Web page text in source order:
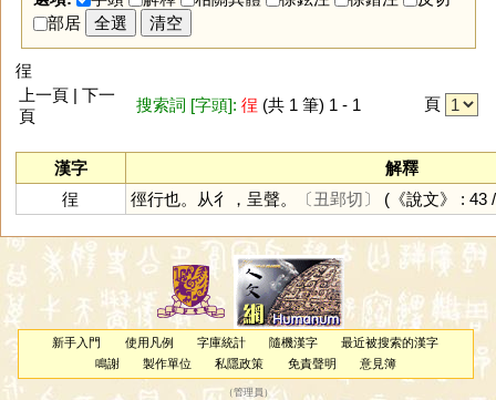
部居
全選 清空
徎
上一頁 | 下一
頁
搜索詞 [字頭]: 徎 (共 1 筆) 1 - 1 頁
漢字
解釋
徎
徑行也。从彳，呈聲。 〔丑郢切〕 (《說文》 : 43
新手入門 使用凡例 字庫統計 隨機漢字
最近被搜索的漢字
鳴謝
製作單位 私隱政策 免責聲明 意見簿
（管理員 ）